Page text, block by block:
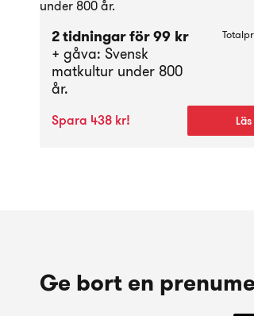
2 tidningar för 99 kr
+ gåva: Svensk
matkultur under 800
år.
Spara 438 kr!
Ge bort en